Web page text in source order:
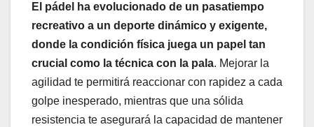
El pádel ha evolucionado de un pasatiempo
recreativo a un deporte dinámico y exigente,
donde la condición física juega un papel tan
crucial como la técnica con la pala. Mejorar la
agilidad te permitirá reaccionar con rapidez a cada
golpe inesperado, mientras que una sólida
resistencia te asegurará la capacidad de mantener